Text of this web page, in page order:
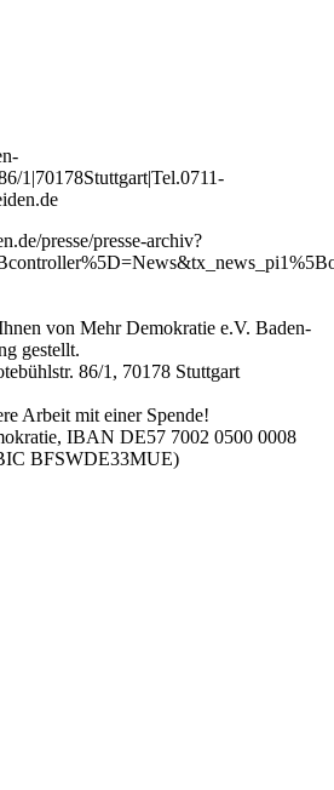
-
/1 |70178Stuttgart|Tel.0711-
.de
presse/presse-archiv?
von Mehr Demokratie e.V. Baden-
gestellt.
86/1, 70178 Stuttgart
Arbeit mit einer Spende!
IBAN DE57 7002 0500 0008
BFSWDE33MUE)